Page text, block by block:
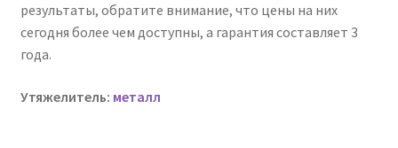
результаты, обратите внимание, что цены на них
сегодня более чем доступны, а гарантия составляет 3
года.
Утяжелитель: металл